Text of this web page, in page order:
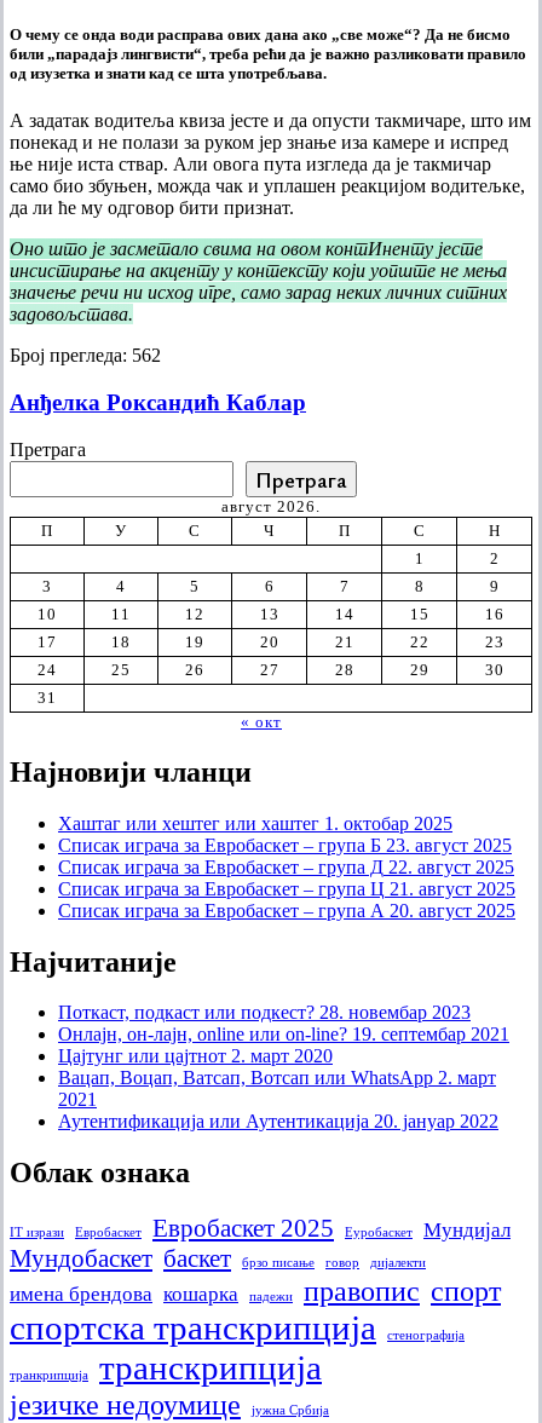
О чему се онда води расправа ових дана ако „све може“? Да не бисмо
били „парадајз лингвисти“, треба рећи да је важно разликовати правило
од изузетка и знати кад се шта употребљава.
А задатак водитеља квиза јесте и да опусти такмичаре, што им
понекад и не полази за руком јер знање иза камере и испред
ње није иста ствар. Али овога пута изгледа да је такмичар
само био збуњен, можда чак и уплашен реакцијом водитељке,
да ли ће му одговор бити признат.
Оно што је засметало свима на овом контИненту јесте
инсистирање на акценту у контексту који уопште не мења
значење речи ни исход игре, само зарад неких личних ситних
задовољстава.
Број прегледа: 562
Анђелка Роксандић Каблар
Претрага
Претрага
август 2026.
П
У С Ч П С
Н
1
2
3
4 5 6 7 8
9
10
11 12 13 14 15
16
17
18 19 20 21 22
23
24
25 26 27 28 29
30
31
« окт
Најновији чланци
Хаштаг или хештег или хаштег 1. октобар 2025
Списак играча за Евробаскет – група Б 23. август 2025
Списак играча за Евробаскет – група Д 22. август 2025
Списак играча за Евробаскет – група Ц 21. август 2025
Списак играча за Евробаскет – група А 20. август 2025
Најчитаније
Поткаст, подкаст или подкест? 28. новембар 2023
Онлајн, он-лајн, online или on-line? 19. септембар 2021
Цајтунг или цајтнот 2. март 2020
Вацап, Воцап, Ватсап, Вотсап или WhatsApp 2. март
2021
Аутентификација или Аутентикација 20. јануар 2022
Облак ознака
IT изрази Евробаскет Евробаскет 2025 Еуробаскет Мундијал
Мундобаскет баскет брзо писање говор дијалекти
имена брендова кошарка падежи правопис спорт
спортска транскрипција стенографија
транкрипција транскрипција
језичке недоумице јужна Србија